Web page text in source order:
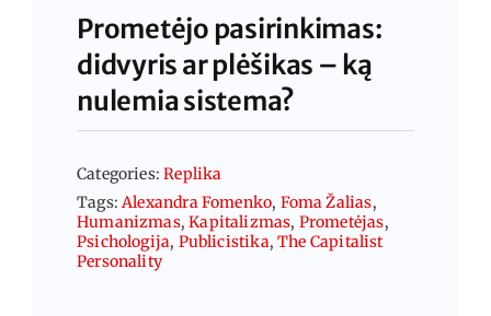
Prometėjo pasirinkimas:
didvyris ar plėšikas – ką
nulemia sistema?
Categories:Replika
Tags: Alexandra Fomenko, Foma Žalias,
Humanizmas,Kapitalizmas, Prometėjas,
Psichologija, Publicistika,The Capitalist
Personality